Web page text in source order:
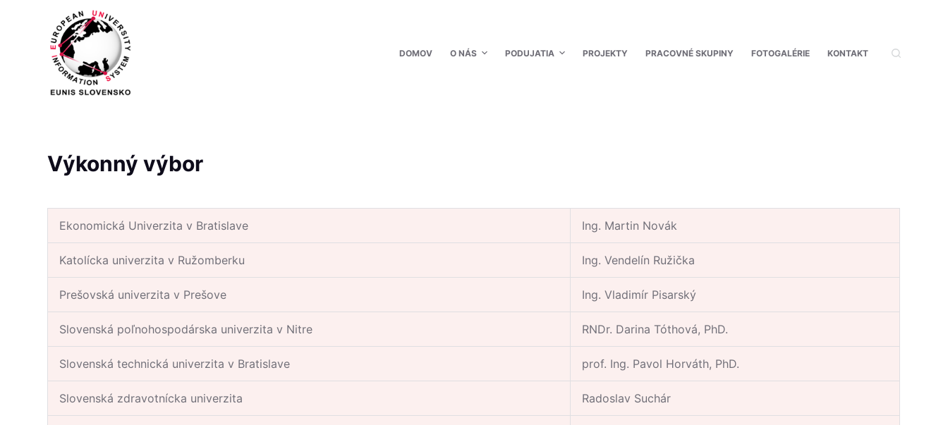
DOMOV O NÁS PODUJATIA PROJEKTY PRACOVNÉ SKUPINY FOTOGALÉRIE KONTAKT
Výkonný výbor
Ekonomická Univerzita v Bratislave Ing. Martin Novák
Katolícka univerzita v Ružomberku Ing. Vendelín Ružička
Prešovská univerzita v Prešove Ing. Vladimír Pisarský
Slovenská poľnohospodárska univerzita v Nitre RNDr. Darina Tóthová, PhD.
Slovenská technická univerzita v Bratislave prof. Ing. Pavol Horváth, PhD.
Slovenská zdravotnícka univerzita Radoslav Suchár